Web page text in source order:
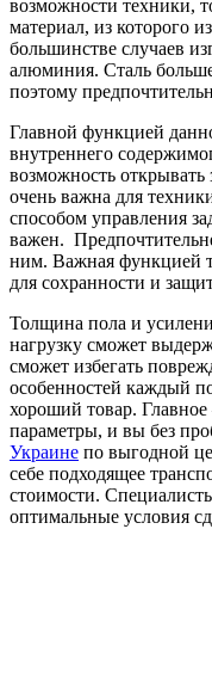
возможности техники,
материал, из которого
большинстве случаев
алюминия. Сталь
поэтому
Главной функцией
внутреннего
возможность
очень важна для
способом управления
важен.
ним. Важная функцией
для сохранности и
Толщина пола и
нагрузку сможет
сможет избегать
особенностей каждый
хороший товар.
параметры, и вы без
Украине по выгодной
себе подходящее
стоимости.
оптимальные условия